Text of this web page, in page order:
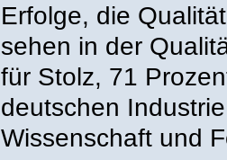
Erfolge, die
sehen in der
für Stolz, 71
deutschen
Wissenschaft und